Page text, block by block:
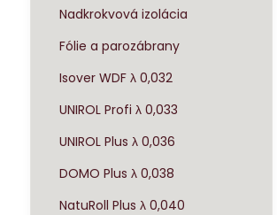
Nadkrokvová izolácia
Fólie a parozábrany
Isover WDF λ 0,032
UNIROL Profi λ 0,033
UNIROL Plus λ 0,036
DOMO Plus λ 0,038
NatuRoll Plus λ 0,040